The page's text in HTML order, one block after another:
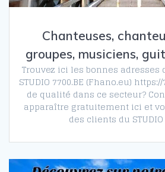
Chanteuses,
groupes, musiciens,
Trouvez ici les bonnes adresses
STUDIO 7700.BE (Fhano.eu)
de qualité dans ce secteur?
apparaître gratuitement ici et
des clients du STUDIO